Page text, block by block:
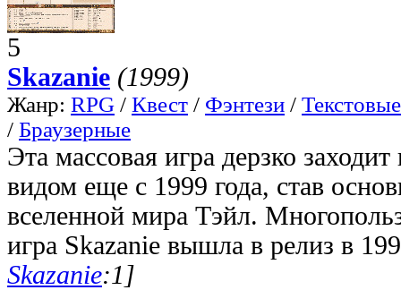
5
Skazanie (1999)
Жанр: RPG / Квест / Фэнтези / Текстовые
/ Браузерные
Эта массовая игра дерзко
видом еще с 1999 года, став
вселенной мира Тэйл.
игра Skazanie вышла в релиз в
Skazanie:1]